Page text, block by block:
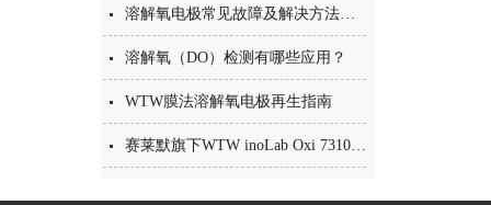
溶解氧电极常见故障及解决方法速查表
溶解氧（DO）检测有哪些应用？
WTW膜法溶解氧电极再生指南
赛莱默旗下WTW inoLab Oxi 7310实验室溶氧仪——产品介绍